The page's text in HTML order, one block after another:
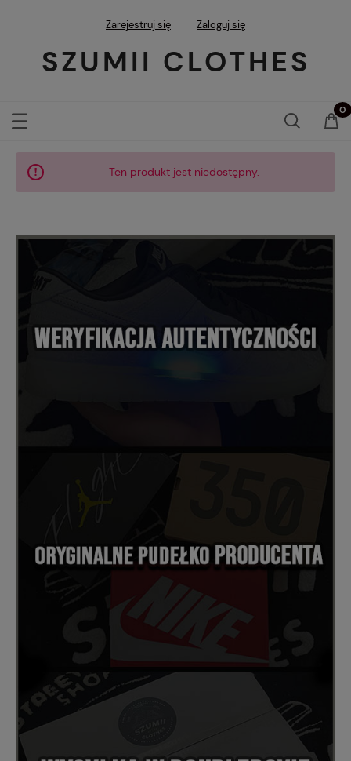
Zarejestruj się Zaloguj się
SZUMII CLOTHES
Ten produkt jest niedostępny.